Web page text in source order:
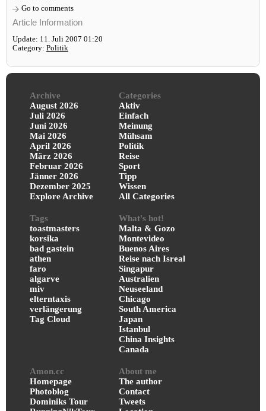
Go to comments
Article Information
Update: 11. Juli 2007 01:20
Category: Politik
Archive
August 2026
Juli 2026
Juni 2026
Mai 2026
April 2026
März 2026
Februar 2026
Jänner 2026
Dezember 2025
Explore Archive
Categories
Aktiv
Einfach
Meinung
Mühsam
Politik
Reise
Sport
Tipp
Wissen
All Categories
Tags
toastmasters
korsika
bad gastein
athen
faro
algarve
miv
elterntaxis
verlängerung
Tag Cloud
What's hot!
Malta & Gozo
Montevideo
Buenos Aires
Reise nach Isreal
Singapur
Australien
Neuseeland
Chicago
South America
Japan
Istanbul
China Insights
Canada
Amon.cc
Homepage
Photoblog
Dominiks Tour
About me
The author
Contact
Tweets